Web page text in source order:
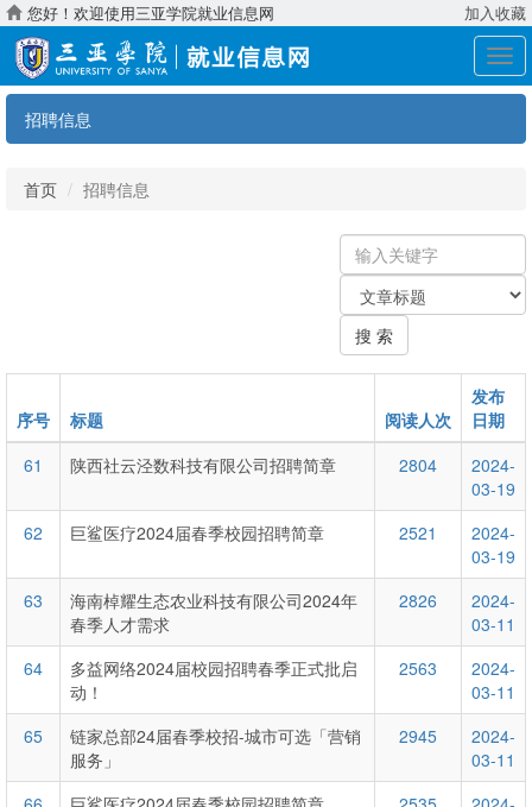
您好！欢迎使用三亚学院就业信息网 加入收藏
展
开
招聘信息
首页 招聘信息
输
入
键
字：
关
键
类
型
搜 索
序号 标题 阅读人次
发布
日期
61
陕西社云泾数科技有限公司招聘简章 2804
2024-
03-19
62
巨鲨医疗2024届春季校园招聘简章 2521
2024-
03-19
63
海南棹耀生态农业科技有限公司2024年
春季人才需求
2826
2024-
03-11
64
多益网络2024届校园招聘春季正式批启
动！
2563
2024-
03-11
65
链家总部24届春季校招-城市可选「营销
服务」
2945
2024-
03-11